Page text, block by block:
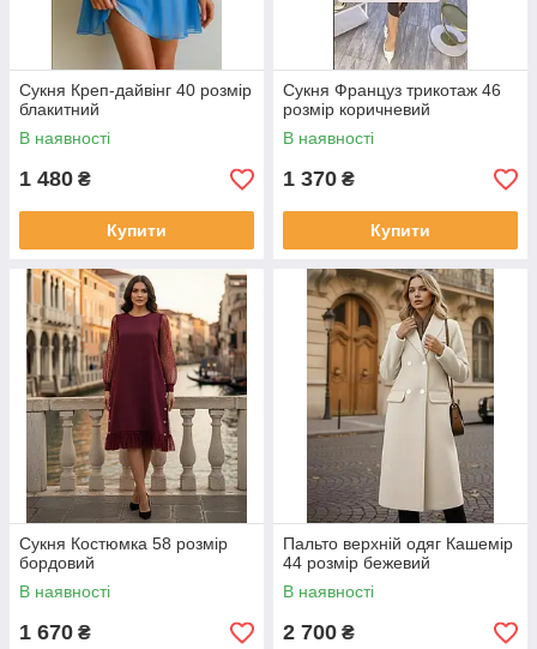
Сукня Креп-дайвінг 40 розмір
блакитний
В наявності
1 480 ₴
Купити
Сукня Француз трикотаж 46
розмір коричневий
В наявності
1 370 ₴
Купити
Сукня Костюмка 58 розмір
бордовий
В наявності
1 670 ₴
Пальто верхній одяг Кашемір
44 розмір бежевий
В наявності
2 700 ₴